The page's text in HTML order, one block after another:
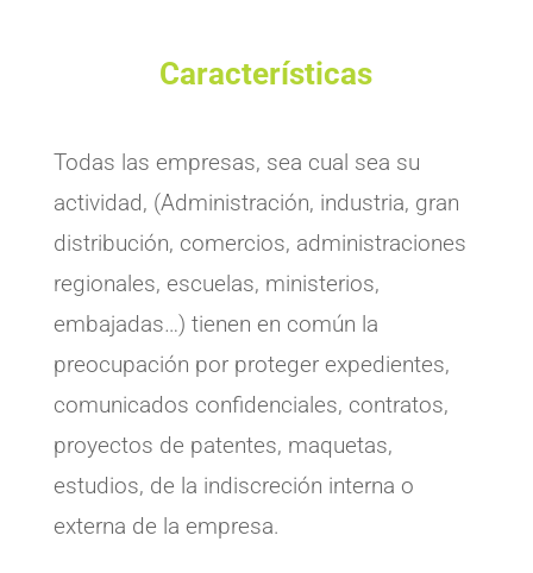
Características
Todas las empresas, sea cual sea su
actividad, (Administración, industria, gran
distribución, comercios, administraciones
regionales, escuelas, ministerios,
embajadas…) tienen en común la
preocupación por proteger expedientes,
comunicados confidenciales, contratos,
proyectos de patentes, maquetas,
estudios, de la indiscreción interna o
externa de la empresa.